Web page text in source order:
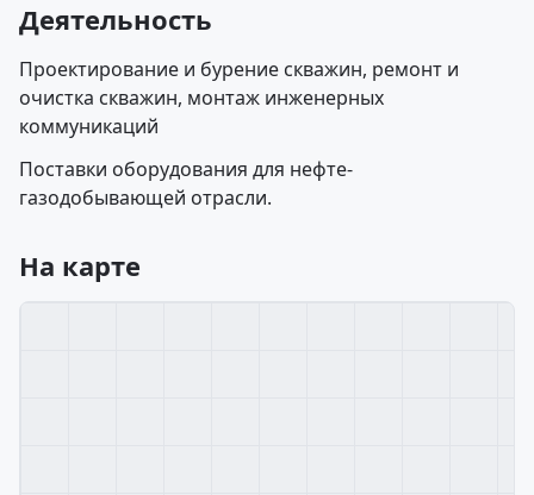
Деятельность
Проектирование и бурение скважин, ремонт и
очистка скважин, монтаж инженерных
коммуникаций
Поставки оборудования для нефте-
газодобывающей отрасли.
На карте